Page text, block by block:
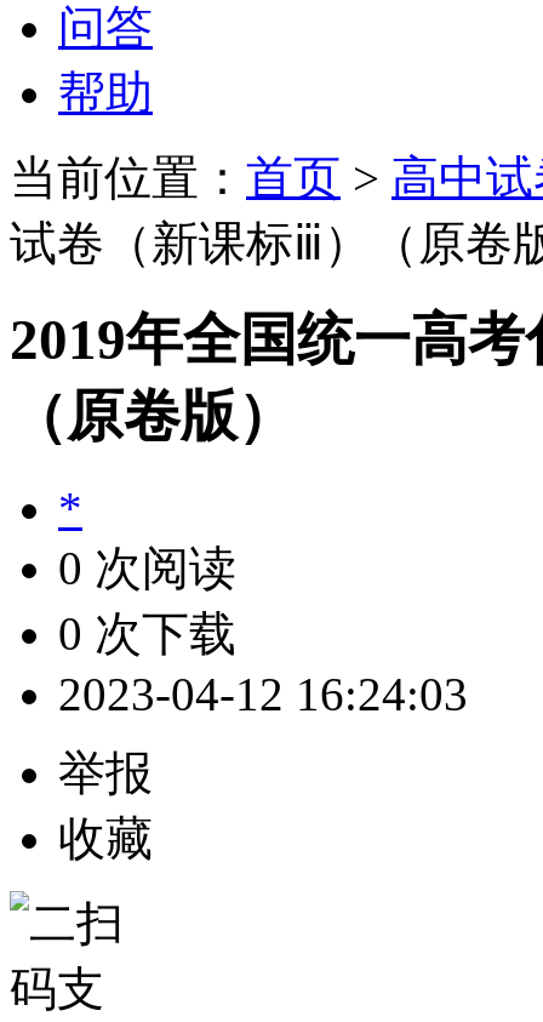
问答
帮助
当前位置： 首页 > 高中
试卷（新课标ⅲ）（原卷
2019年全国统一高
（原卷版）
*
0 次阅读
0 次下载
2023-04-12 16:24:03
举报
收藏